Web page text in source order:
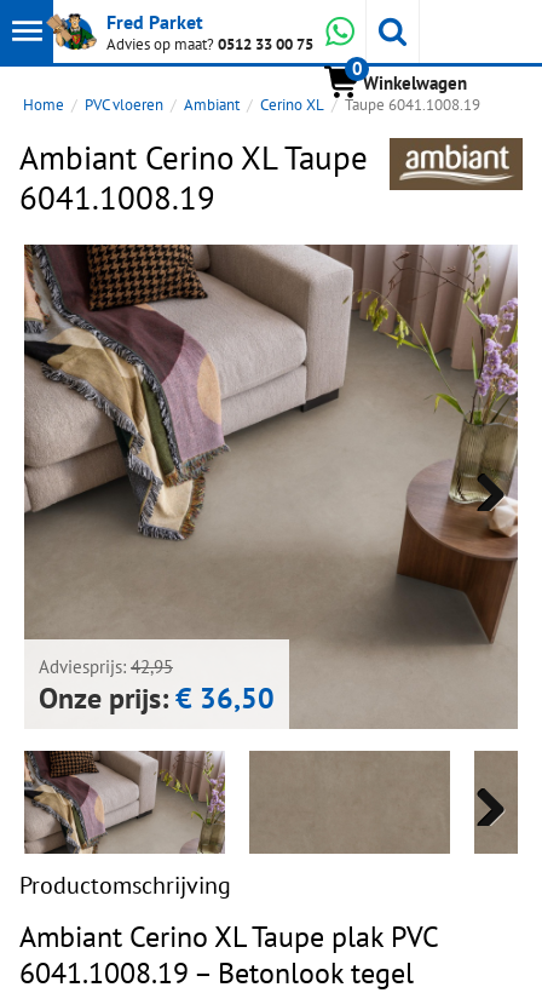
Toon
hoofdmenu
Fred Parket
Advies op maat?0512 33 00 75 Whatsapp
0
Winkelwagen
Home PVC vloeren Ambiant Cerino XL Taupe 6041.1008.19
Ambiant Cerino XL Taupe
6041.1008.19
Adviesprijs: 42,95
Onze prijs:€ 36,50
Next
Next
Next
Next
Productomschrijving
Ambiant Cerino XL Taupe plak PVC
6041.1008.19 – Betonlook tegel